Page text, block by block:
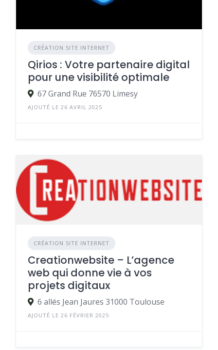
CRÉATION SITE INTERNET
Qirios : Votre partenaire digital
pour une visibilité optimale
67 Grand Rue 76570 Limesy
AJOUTÉ LE 26 AVRIL 2025
CRÉATION SITE INTERNET
Creationwebsite – L’agence
web qui donne vie à vos
projets digitaux
6 allés Jean Jaures 31000 Toulouse
AJOUTÉ LE 26 FÉVRIER 2025